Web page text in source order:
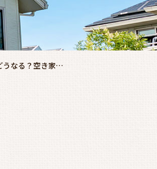
うなる？空き家…